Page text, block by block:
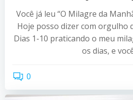
Você já leu “O Milagre da
Hoje posso dizer com orgulho
Dias 1-10 praticando o meu
os dias, e
0